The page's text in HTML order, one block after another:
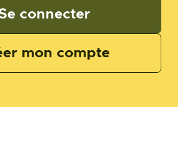
connecter
mon compte